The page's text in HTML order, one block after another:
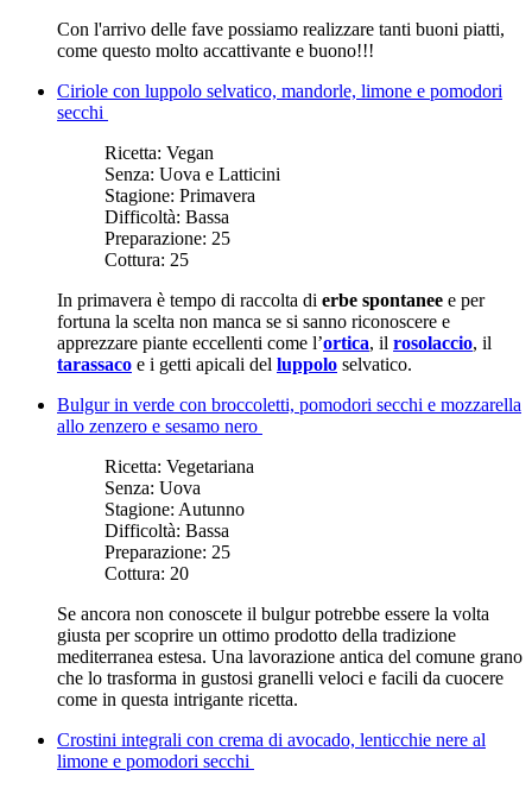
Con l'arrivo delle fave possiamo realizzare tanti buoni piatti,
come questo molto accattivante e buono!!!
Ciriole con luppolo selvatico, mandorle, limone e pomodori
secchi
Ricetta: Vegan
Senza: Uova e Latticini
Stagione: Primavera
Difficoltà: Bassa
Preparazione: 25
Cottura: 25
In primavera è tempo di raccolta di erbe spontanee e per
fortuna la scelta non manca se si sanno riconoscere e
apprezzare piante eccellenti come l’ortica, il rosolaccio, il
tarassaco e i getti apicali del luppolo selvatico.
Bulgur in verde con broccoletti, pomodori secchi e mozzarella
allo zenzero e sesamo nero
Ricetta: Vegetariana
Senza: Uova
Stagione: Autunno
Difficoltà: Bassa
Preparazione: 25
Cottura: 20
Se ancora non conoscete il bulgur potrebbe essere la volta
giusta per scoprire un ottimo prodotto della tradizione
mediterranea estesa. Una lavorazione antica del comune grano
che lo trasforma in gustosi granelli veloci e facili da cuocere
come in questa intrigante ricetta.
Crostini integrali con crema di avocado, lenticchie nere al
limone e pomodori secchi